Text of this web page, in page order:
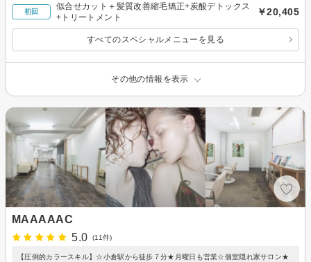
初回
似合せカット＋髪質改善縮毛矯正+炭酸デトックス
+トリートメント
￥20,405
すべてのスペシャルメニューを見る
その他の情報を表示
MAAAAAC
5.0
(11件)
【圧倒的カラースキル】☆小倉駅から徒歩７分★月曜日も営業☆個室隠れ家サロン★